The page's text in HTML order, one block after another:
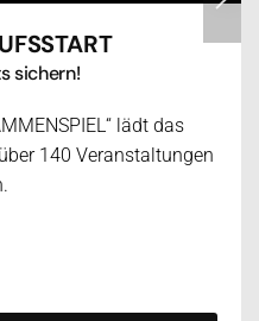
sichern!
lädt das
140 Veranstaltungen